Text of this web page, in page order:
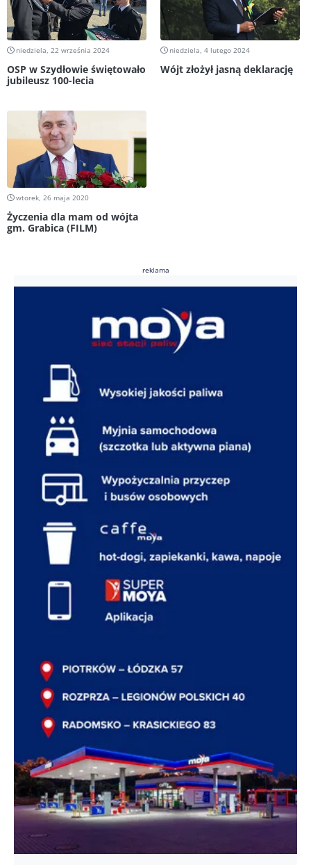
niedziela, 22 września 2024
OSP w Szydłowie świętowało
jubileusz 100-lecia
niedziela, 4 lutego 2024
Wójt złożył jasną deklarację
wtorek, 26 maja 2020
Życzenia dla mam od wójta
gm. Grabica (FILM)
reklama